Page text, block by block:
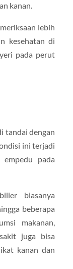
kanan.
lebih
kesehatan di
pada perut
tandai dengan
ini terjadi
pada
biasanya
beberapa
makanan,
juga bisa
kanan dan